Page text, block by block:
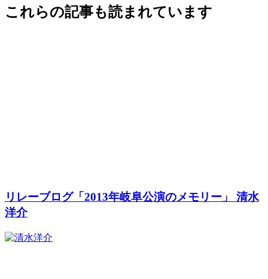
これらの記事も読まれています
リレーブログ「2013年岐阜公演のメモリー」 清水
洋介